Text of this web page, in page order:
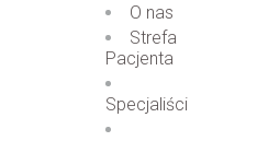
O nas
Strefa
Pacjenta
Specjaliści